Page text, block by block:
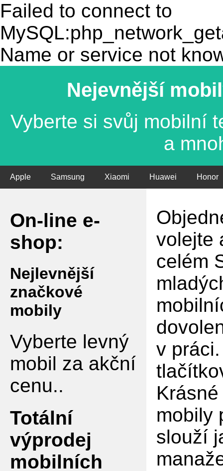
Failed to connect to
Name or service not
Nejevnější
Vyberte si svůj mobilní
a
Apple Samsung Xiaomi Huawei Honor
On-line e-
shop:
Nejlevnější
značkové
mobily
Vyberte levný
mobil za akční
cenu..
Totální
výprodej
mobilních
volejte
celém
v
mobily
slouží